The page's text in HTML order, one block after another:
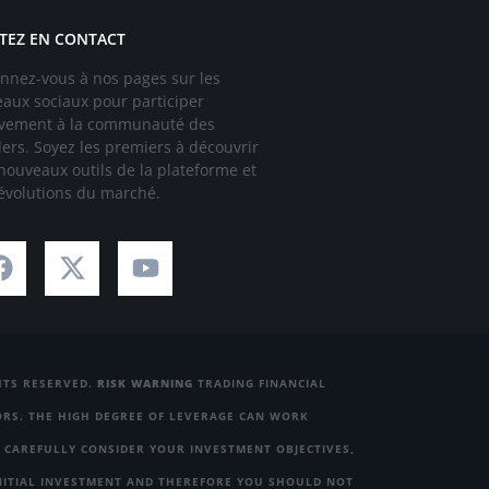
EN CONTACT
vous à nos pages sur les
sociaux pour participer
à la communauté des
Soyez les premiers à découvrir
outils de la plateforme et
du marché.
RESERVED. RISK WARNING TRADING FINANCIAL
THE HIGH DEGREE OF LEVERAGE CAN WORK
CONSIDER YOUR INVESTMENT OBJECTIVES,
INVESTMENT AND THEREFORE YOU SHOULD NOT